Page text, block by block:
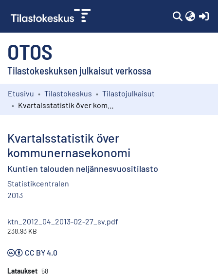
OTOS
Tilastokeskuksen julkaisut verkossa
Kokoelmat
Etusivu Tilastokeskus
Tilastojulkaisut
Kvartalsstatistik över
kommunernasekonomi
Kuntien talouden neljännesvuositilasto
Statistikcentralen
2013
ktn_2012_04_2013-02-27_sv.pdf
238.93 KB
CC BY 4.0
Lataukset 58